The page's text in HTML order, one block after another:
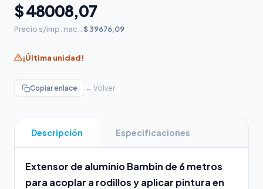
$ 48008,07
Precio s/imp. nac.: $ 39676,09
¡Última unidad!
Copiar enlace ← Volver
Descripción Especificaciones
Extensor de aluminio Bambin de 6 metros
para acoplar a rodillos y aplicar pintura en